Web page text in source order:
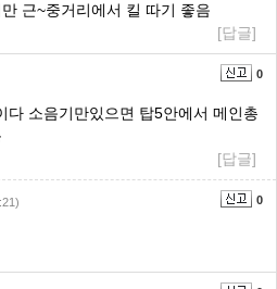
근~중거리에서 킬 따기 좋음
[답글]
0
다 소음기만있으면 탑5안에서 메인총
[답글]
0